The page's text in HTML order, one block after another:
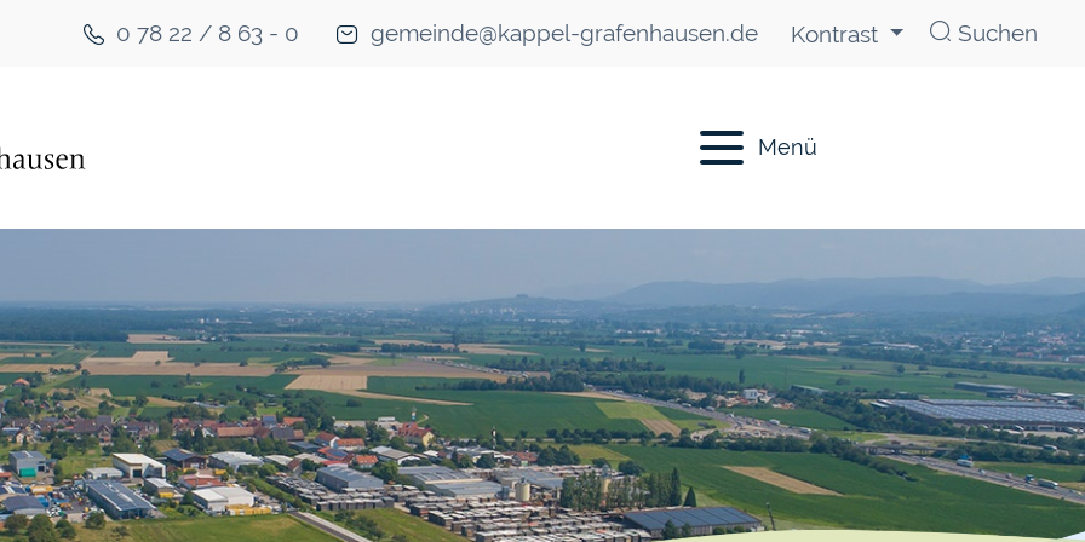
0 78 22 / 8 63 - 0 gemeinde@kappel-grafenhausen.de Kontrast Suchen
Menü